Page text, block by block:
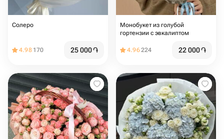
Солеро
4.98 170 25 000֏
Монобукет из голубой
гортензии с эвкалиптом
4.96224 22 000֏